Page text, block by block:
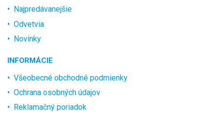
Najpredávanejšie
Odvetvia
Novinky
INFORMÁCIE
Všeobecné obchodné podmienky
Ochrana osobných údajov
Reklamačný poriadok